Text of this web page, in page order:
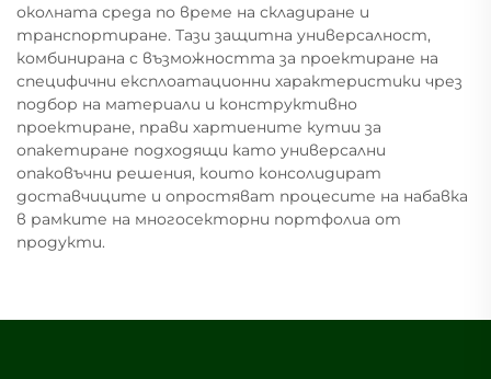
околната среда по време на складиране и
транспортиране. Тази защитна универсалност,
комбинирана с възможността за проектиране на
специфични експлоатационни характеристики чрез
подбор на материали и конструктивно
проектиране, прави хартиените кутии за
опакетиране подходящи като универсални
опаковъчни решения, които консолидират
доставчиците и опростяват процесите на набавка
в рамките на многосекторни портфолиа от
продукти.